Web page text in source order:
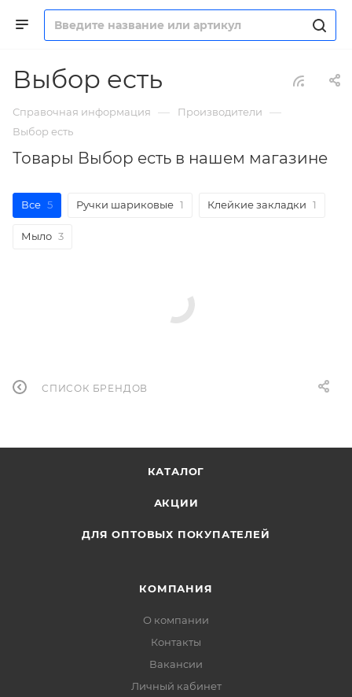
Выбор есть
Справочная информация — Производители —
Выбор есть
Товары Выбор есть в нашем магазине
Все 5 Ручки шариковые 1 Клейкие закладки 1
Мыло 3
СПИСОК БРЕНДОВ
КАТАЛОГ
АКЦИИ
ДЛЯ ОПТОВЫХ ПОКУПАТЕЛЕЙ
КОМПАНИЯ
О компании
Контакты
Вакансии
Личный кабинет